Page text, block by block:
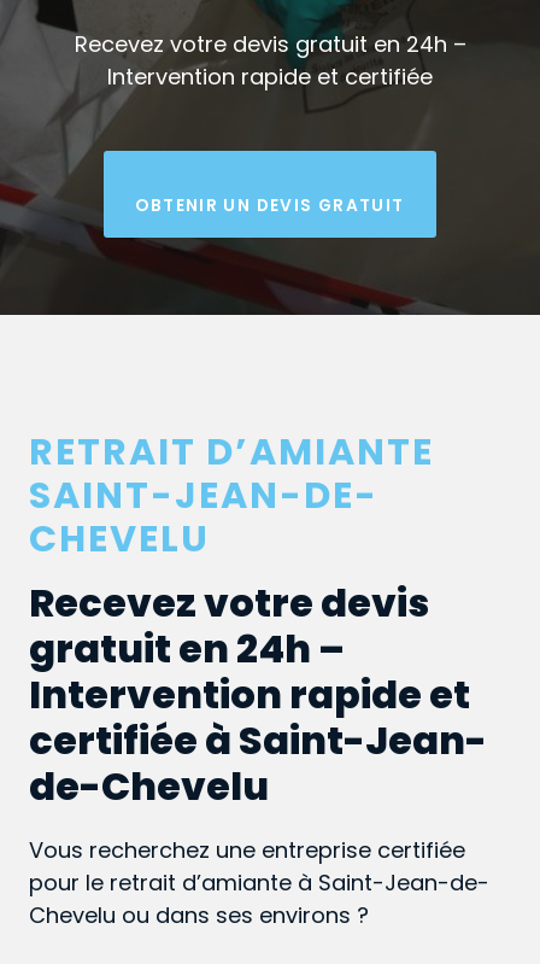
Recevez votre devis gratuit en 24h –
Intervention rapide et certifiée
OBTENIR UN DEVIS GRATUIT
RETRAIT D’AMIANTE
SAINT-JEAN-DE-
CHEVELU
Recevez votre devis
gratuit en 24h –
Intervention rapide et
certifiée à Saint-Jean-
de-Chevelu
Vous recherchez une entreprise certifiée
pour le retrait d’amiante à Saint-Jean-de-
Chevelu ou dans ses environs ?